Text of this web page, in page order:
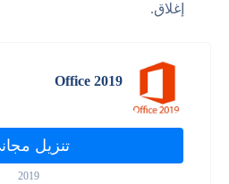
إغلاق.
Office 2019
تنزيل
2019